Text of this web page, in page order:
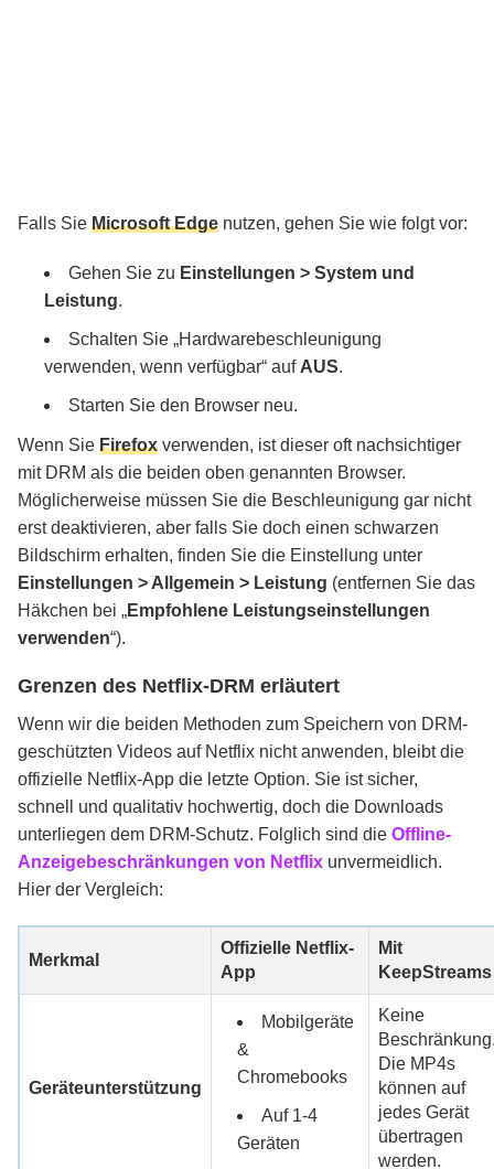
Falls Sie Microsoft Edge nutzen, gehen Sie wie folgt vor:
Gehen Sie zu Einstellungen > System und
Leistung.
Schalten Sie „Hardwarebeschleunigung
verwenden, wenn verfügbar“ auf AUS.
Starten Sie den Browser neu.
Wenn Sie Firefox verwenden, ist dieser oft nachsichtiger
mit DRM als die beiden oben genannten Browser.
Möglicherweise müssen Sie die Beschleunigung gar nicht
erst deaktivieren, aber falls Sie doch einen schwarzen
Bildschirm erhalten, finden Sie die Einstellung unter
Einstellungen > Allgemein > Leistung (entfernen Sie das
Häkchen bei „Empfohlene Leistungseinstellungen
verwenden“).
Grenzen des Netflix-DRM erläutert
Wenn wir die beiden Methoden zum Speichern von DRM-
geschützten Videos auf Netflix nicht anwenden, bleibt die
offizielle Netflix-App die letzte Option. Sie ist sicher,
schnell und qualitativ hochwertig, doch die Downloads
unterliegen dem DRM-Schutz. Folglich sind die Offline-
Anzeigebeschränkungen von Netflix unvermeidlich.
Hier der Vergleich:
Merkmal
Offizielle Netflix-
App
Mit
KeepStreams
Geräteunterstützung
Mobilgeräte
&
Chromebooks
Auf 1-4
Geräten
Keine
Die MP4s
können auf
jedes Gerät
übertragen
werden.